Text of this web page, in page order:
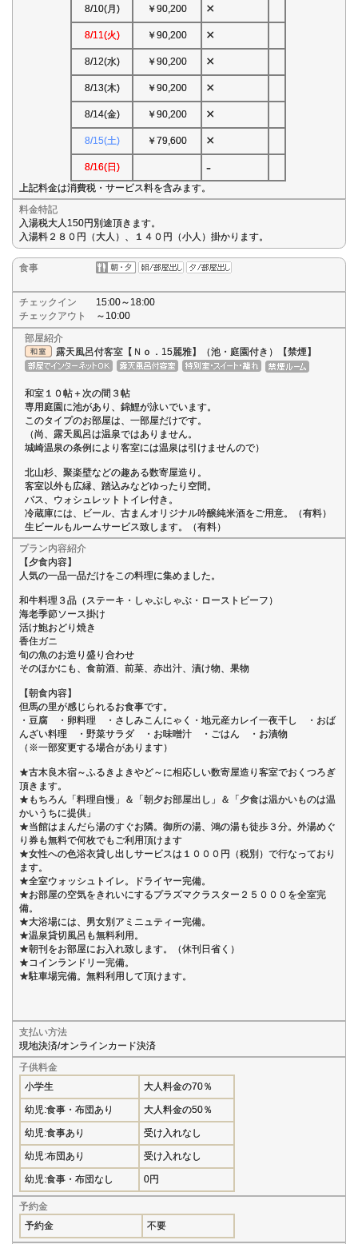
8/10(月) ￥90,200 ×
8/11(火) ￥90,200 ×
8/12(水) ￥90,200 ×
8/13(木) ￥90,200 ×
8/14(金) ￥90,200 ×
8/15(土) ￥79,600 ×
8/16(日) -
上記料金は消費税・サービス料を含みます。
料金特記
入湯税大人150円別途頂きます。
入湯料２８０円（大人）、１４０円（小人）掛かります。
食事
チェックイン
15:00～18:00
チェックアウト
～10:00
部屋紹介
露天風呂付客室【Ｎｏ．15麗雅】（池・庭園付き）【禁煙】
和室１０帖＋次の間３帖
専用庭園に池があり、錦鯉が泳いでいます。
このタイプのお部屋は、一部屋だけです。
（尚、露天風呂は温泉ではありません。
城崎温泉の条例により客室には温泉は引けませんので）
北山杉、聚楽壁などの趣ある数寄屋造り。
客室以外も広縁、踏込みなどゆったり空間。
バス、ウォシュレットトイレ付き。
冷蔵庫には、ビール、古まんオリジナル吟醸純米酒をご用意。（有料）
生ビールもルームサービス致します。（有料）
プラン内容紹介
【夕食内容】
人気の一品一品だけをこの料理に集めました。
和牛料理３品（ステーキ・しゃぶしゃぶ・ローストビーフ）
海老季節ソース掛け
活け鮑おどり焼き
香住ガニ
旬の魚のお造り盛り合わせ
そのほかにも、食前酒、前菜、赤出汁、漬け物、果物
【朝食内容】
但馬の里が感じられるお食事です。
・豆腐 ・卵料理 ・さしみこんにゃく・地元産カレイ一夜干し ・おば
んざい料理 ・野菜サラダ ・お味噌汁 ・ごはん ・お漬物
（※一部変更する場合があります）
★古木良木宿～ふるきよきやど～に相応しい数寄屋造り客室でおくつろぎ
頂きます。
★もちろん「料理自慢」＆「朝夕お部屋出し」＆「夕食は温かいものは温
かいうちに提供」
★当館はまんだら湯のすぐお隣。御所の湯、鴻の湯も徒歩３分。外湯めぐ
り券も無料で何枚でもご利用頂けます
★女性への色浴衣貸し出しサービスは１０００円（税別）で行なっており
ます。
★全室ウォッシュトイレ。ドライヤー完備。
★お部屋の空気をきれいにするプラズマクラスター２５０００を全室完
備。
★大浴場には、男女別アミニュティー完備。
★温泉貸切風呂も無料利用。
★朝刊をお部屋にお入れ致します。（休刊日省く）
★コインランドリー完備。
★駐車場完備。無料利用して頂けます。
支払い方法
現地決済/オンラインカード決済
子供料金
小学生
大人料金の70％
幼児:食事・布団あり 大人料金の50％
幼児:食事あり 受け入れなし
幼児:布団あり 受け入れなし
幼児:食事・布団なし 0円
予約金
予約金
不要